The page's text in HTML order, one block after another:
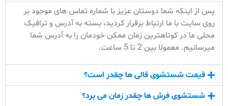
پس از اینکه شما دوستان عزیز با شماره تماس های موجود بر
روی سایت با ما ارتباط برقرار کردید، بسته به آدرس و ترافیک
محلی ما در کوتاهترین زمان ممکن خودمان را به آدرس شما
میرسانیم. معمولا بین 2 تا 5 ساعت.
قیمت شستشوی قالی ها چقدر است؟
شستشوی فرش ها چقدر زمان می برد؟